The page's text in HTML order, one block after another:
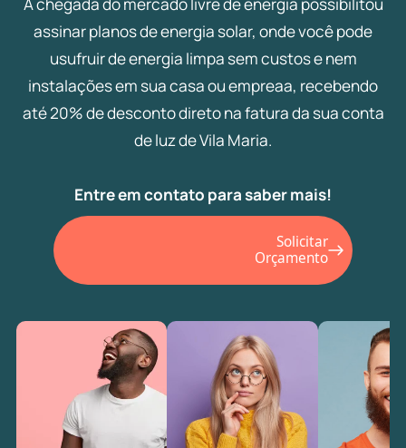
A chegada do mercado livre de energia possibilitou
assinar planos de energia solar, onde você pode
usufruir de energia limpa sem custos e nem
instalações em sua casa ou empreaa, recebendo
até 20% de desconto direto na fatura da sua conta
de luz de Vila Maria.
Entre em contato para saber mais!
Solicitar
Orçamento